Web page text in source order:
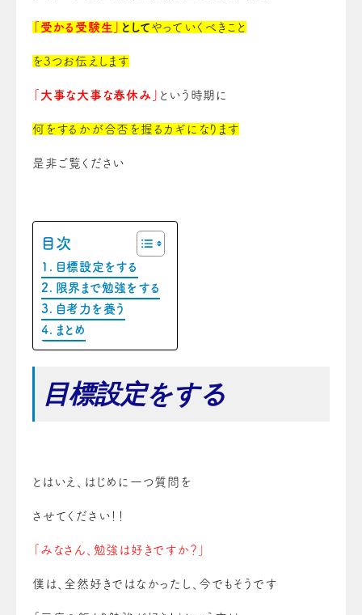
「受かる受験生」 として やっていくべきこと
を3つお伝えします
「大事な大事な春休み」 という時期に
何をするかが合否を握るカギになります
是非ご覧ください
目次
目標設定をする
限界まで勉強をする
自考力を養う
まとめ
目標設定をする
とはいえ、はじめに一つ質問を
させてください！！
「みなさん、勉強は好きですか？」
僕は、全然好きではなかったし、今でもそうです